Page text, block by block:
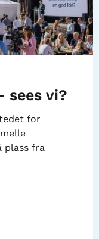
sees vi?
for
plass fra